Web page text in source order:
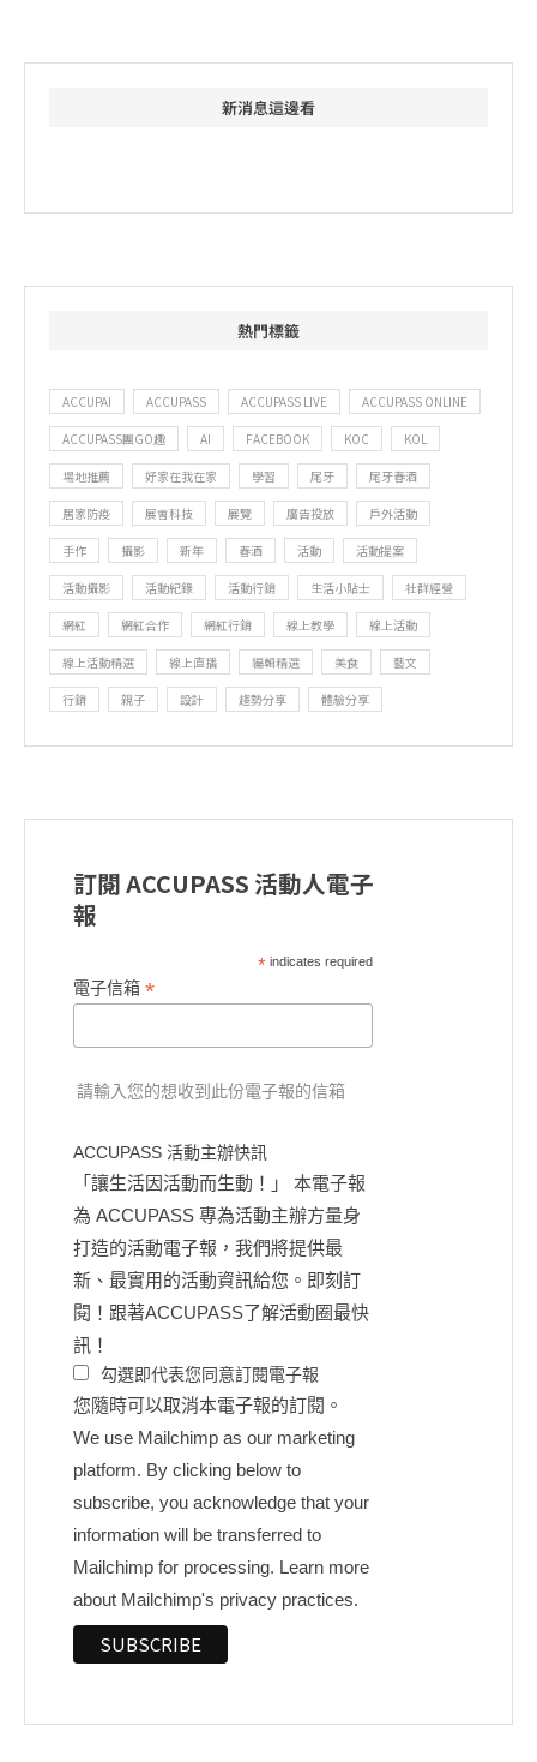
新消息這邊看
熱門標籤
ACCUPAI ACCUPASS ACCUPASS LIVE ACCUPASS ONLINE
ACCUPASS團GO趣 AI FACEBOOK KOC KOL
場地推薦 好家在我在家 學習 尾牙 尾牙春酒
居家防疫 展會科技 展覽 廣告投放 戶外活動
手作 攝影 新年 春酒 活動 活動提案
活動攝影 活動紀錄 活動行銷 生活小貼士 社群經營
網紅 網紅合作 網紅行銷 線上教學 線上活動
線上活動精選 線上直播 編輯精選 美食 藝文
行銷 親子 設計 趨勢分享 體驗分享
訂閱 ACCUPASS 活動人電子
報
*indicates required
電子信箱 *
請輸入您的想收到此份電子報的信箱
ACCUPASS 活動主辦快訊
「讓生活因活動而生動！」 本電子報
為 ACCUPASS 專為活動主辦方量身
打造的活動電子報，我們將提供最
新、最實用的活動資訊給您。即刻訂
閱！跟著ACCUPASS了解活動圈最快
訊！
勾選即代表您同意訂閱電子報
您隨時可以取消本電子報的訂閱。
We use Mailchimp as our marketing
platform. By clicking below to
subscribe, you acknowledge that your
information will be transferred to
Mailchimp for processing. Learn more
about Mailchimp's privacy practices.